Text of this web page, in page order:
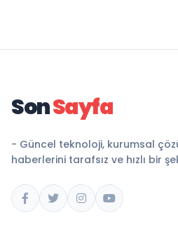
SonSayfa
- Güncel teknoloji, kurumsal
haberlerini tarafsız ve hızlı bir